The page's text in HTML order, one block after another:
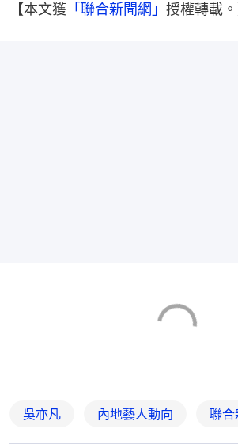
【本文獲 「聯合新聞網」 授權轉載。
吳亦凡 內地藝人動向 聯合